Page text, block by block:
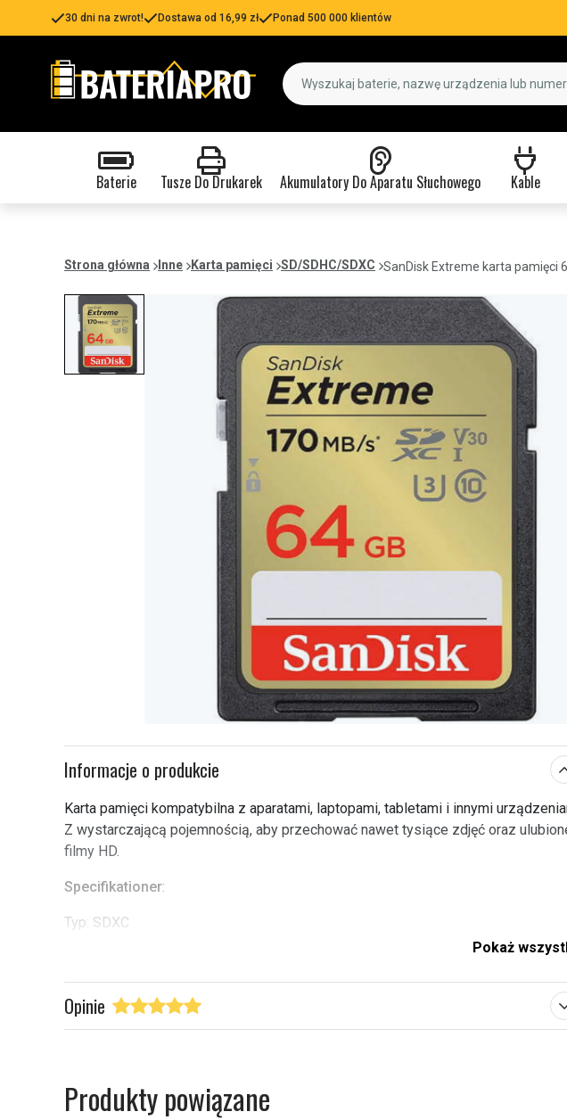
30 dni na zwrot! Dostawa od 16,99 zł Ponad 500 000 klientów
Baterie Tusze Do Drukarek Akumulatory Do Aparatu Słuchowego Kable
Strona główna Inne Karta pamięci SD/SDHC/SDXC SanDisk Extreme karta pamięci
of
Informacje o produkcie
Karta pamięci kompatybilna z aparatami, laptopami, tabletami i innymi
Z wystarczającą pojemnością, aby przechować nawet tysiące zdjęć oraz
filmy HD.
Specifikationer:
Typ: SDXC
UHS-hastighetsklass: 3
Klass: 10
Marka: SanDisk
Sprawdź, co oznaczają poszczególne parametry
Pokaż
Opinie
Produkty powiązane